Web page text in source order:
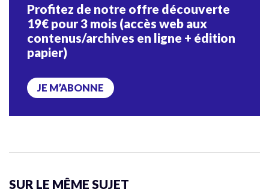
Profitez de notre offre découverte
19€ pour 3 mois (accès web aux
contenus/archives en ligne + édition
papier)
JE M’ABONNE
SUR LE MÊME SUJET